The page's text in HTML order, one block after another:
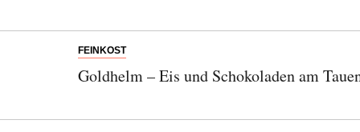
FEINKOST
Goldhelm – Eis und Schokoladen am